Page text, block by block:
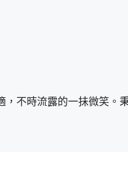
不時流露的一抺微笑。